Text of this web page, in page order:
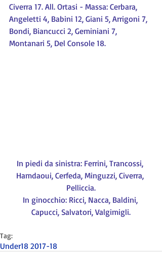
Civerra 17. All. Ortasi - Massa: Cerbara,
Angeletti 4, Babini 12, Giani 5, Arrigoni 7,
Bondi, Biancucci 2, Geminiani 7,
Montanari 5, Del Console 18.
In piedi da sinistra: Ferrini, Trancossi,
Hamdaoui, Cerfeda, Minguzzi, Civerra,
Pelliccia.
In ginocchio: Ricci, Nacca, Baldini,
Capucci, Salvatori, Valgimigli.
Tag:
Under18 2017-18